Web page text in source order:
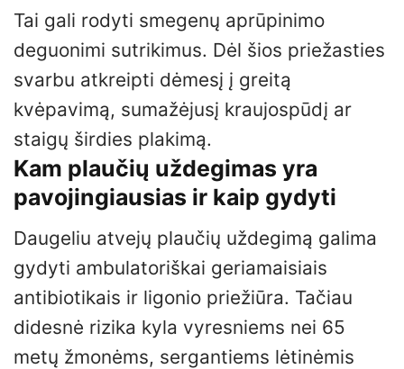
Tai gali rodyti smegenų aprūpinimo
deguonimi sutrikimus. Dėl šios priežasties
svarbu atkreipti dėmesį į greitą
kvėpavimą, sumažėjusį kraujospūdį ar
staigų širdies plakimą.
Kam plaučių uždegimas yra
pavojingiausias ir kaip gydyti
Daugeliu atvejų plaučių uždegimą galima
gydyti ambulatoriškai geriamaisiais
antibiotikais ir ligonio priežiūra. Tačiau
didesnė rizika kyla vyresniems nei 65
metų žmonėms, sergantiems lėtinėmis